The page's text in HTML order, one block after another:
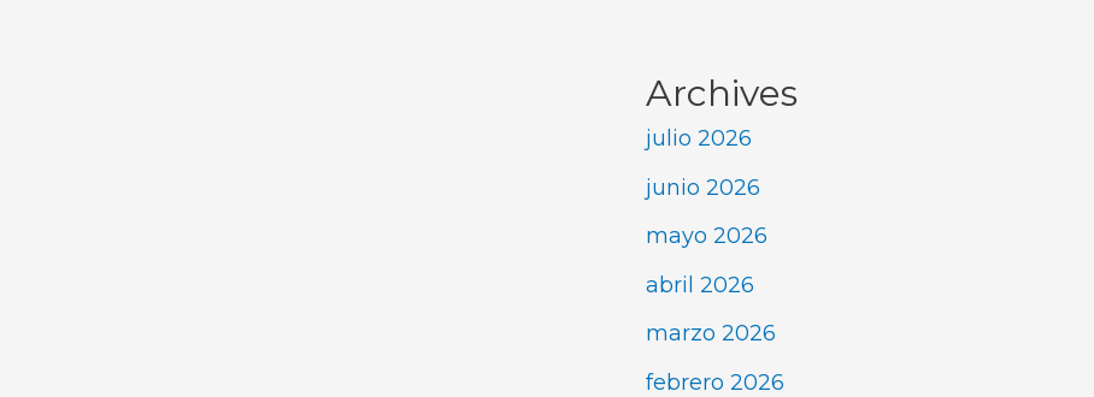
Archives
julio 2026
junio 2026
mayo 2026
abril 2026
marzo 2026
febrero 2026